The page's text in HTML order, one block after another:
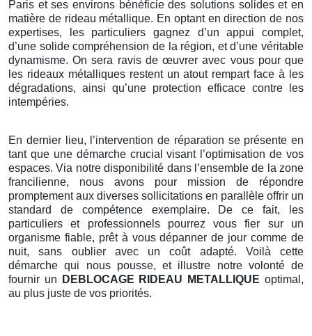
Paris et ses environs bénéficie des solutions solides et en
matière de rideau métallique. En optant en direction de nos
expertises, les particuliers gagnez d’un appui complet,
d’une solide compréhension de la région, et d’une véritable
dynamisme. On sera ravis de œuvrer avec vous pour que
les rideaux métalliques restent un atout rempart face à les
dégradations, ainsi qu’une protection efficace contre les
intempéries.
En dernier lieu, l’intervention de réparation se présente en
tant que une démarche crucial visant l’optimisation de vos
espaces. Via notre disponibilité dans l’ensemble de la zone
francilienne, nous avons pour mission de répondre
promptement aux diverses sollicitations en parallèle offrir un
standard de compétence exemplaire. De ce fait, les
particuliers et professionnels pourrez vous fier sur un
organisme fiable, prêt à vous dépanner de jour comme de
nuit, sans oublier avec un coût adapté. Voilà cette
démarche qui nous pousse, et illustre notre volonté de
fournir un
DEBLOCAGE RIDEAU METALLIQUE optimal,
au plus juste de vos priorités.